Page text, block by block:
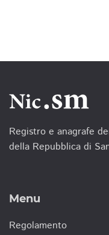
Registro e anagrafe
della Repubblica di
Menu
Regolamento